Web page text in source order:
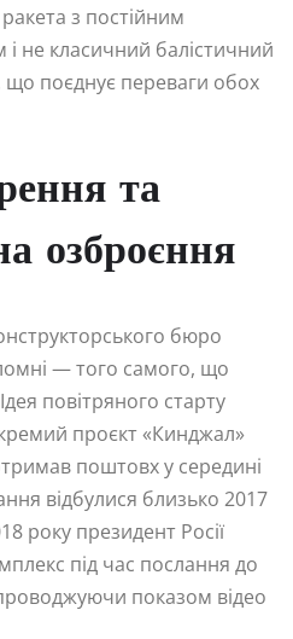
з постійним
не класичний балістичний
поєднує переваги обох
та
озброєння
бюро
— того самого, що
повітряного старту
проєкт «Кинджал»
поштовх у середині
відбулися близько 2017
року президент Росії
під час послання до
показом відео